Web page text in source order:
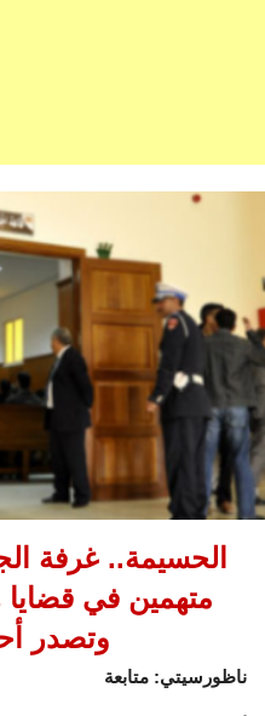
الحسيمة.. غرفة
متهمين في
وتصدر
ناظورسيتي: متابعة